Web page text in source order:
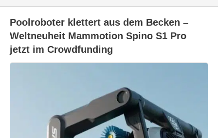
Poolroboter klettert aus dem Becken –
Weltneuheit Mammotion Spino S1 Pro
jetzt im Crowdfunding